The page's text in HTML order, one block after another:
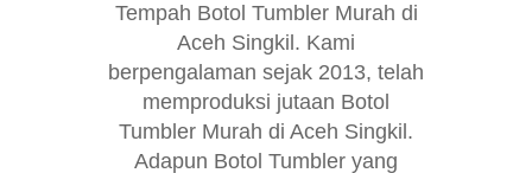
Tempah Botol Tumbler Murah di
Aceh Singkil. Kami
berpengalaman sejak 2013, telah
memproduksi jutaan Botol
Tumbler Murah di Aceh Singkil.
Adapun Botol Tumbler yang